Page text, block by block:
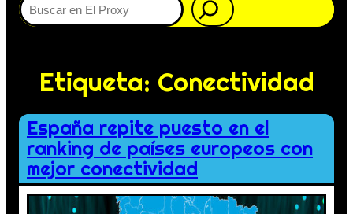
Etiqueta: Conectividad
España repite puesto en el
ranking de países europeos con
mejor conectividad